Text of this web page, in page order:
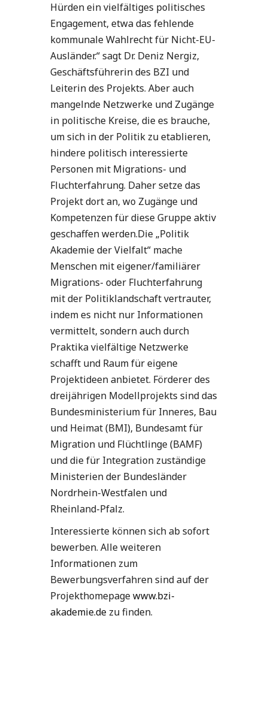
Hürden ein vielfältiges politisches
Engagement, etwa das fehlende
kommunale Wahlrecht für Nicht-EU-
Ausländer.“ sagt Dr. Deniz Nergiz,
Geschäftsführerin des BZI und
Leiterin des Projekts. Aber auch
mangelnde Netzwerke und Zugänge
in politische Kreise, die es brauche,
um sich in der Politik zu etablieren,
hindere politisch interessierte
Personen mit Migrations- und
Fluchterfahrung. Daher setze das
Projekt dort an, wo Zugänge und
Kompetenzen für diese Gruppe aktiv
geschaffen werden.Die „Politik
Akademie der Vielfalt“ mache
Menschen mit eigener/familiärer
Migrations- oder Fluchterfahrung
mit der Politiklandschaft vertrauter,
indem es nicht nur Informationen
vermittelt, sondern auch durch
Praktika vielfältige Netzwerke
schafft und Raum für eigene
Projektideen anbietet. Förderer des
dreijährigen Modellprojekts sind das
Bundesministerium für Inneres, Bau
und Heimat (BMI), Bundesamt für
Migration und Flüchtlinge (BAMF)
und die für Integration zuständige
Ministerien der Bundesländer
Nordrhein-Westfalen und
Rheinland-Pfalz.
Interessierte können sich ab sofort
bewerben. Alle weiteren
Informationen zum
Bewerbungsverfahren sind auf der
Projekthomepagewww.bzi-
akademie.de zu finden.